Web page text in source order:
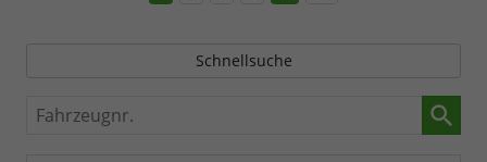
Schnellsuche
Fahrzeugnr.